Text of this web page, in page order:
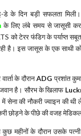
डे के दिन बड़ी सफलता
के लिए लंबे समय से जासूसी कर
को टेरर फंडिग के पर्याप्त
है। इस जासूस के एक साथी
के दौरानADG प्रशांत
है। सौरभ के खिलाफ
सेना की नौकरी ज्वाइन की
छोड़ने के पीछे की वजह मेडिकल
कुछ महीनों के दौरान उसके